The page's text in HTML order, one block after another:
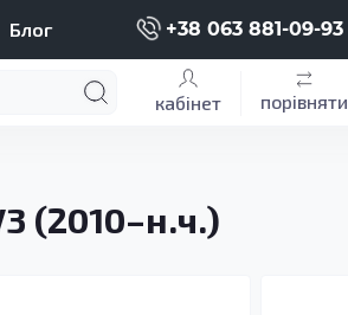
Блог +38 063 881-09-93
кабінет порівняти
(2010–н.ч.)